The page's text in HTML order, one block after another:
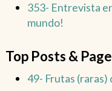
353- Entrevista
mundo!
Top Posts &
49- Frutas (raras)